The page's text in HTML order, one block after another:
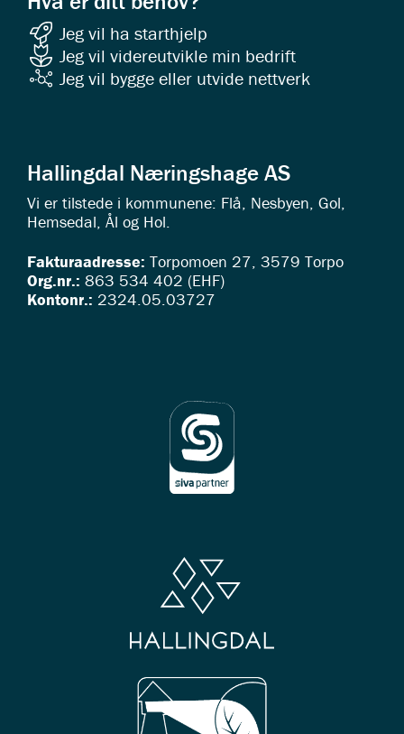
Jeg vil ha starthjelp
Jeg vil videreutvikle min bedrift
Jeg vil bygge eller utvide nettverk
Hallingdal Næringshage AS
Vi er tilstede i kommunene: Flå, Nesbyen, Gol,
Hemsedal, Ål og Hol.
Fakturaadresse: Torpomoen 27, 3579 Torpo
Org.nr.: 863 534 402 (EHF)
Kontonr.: 2324.05.03727